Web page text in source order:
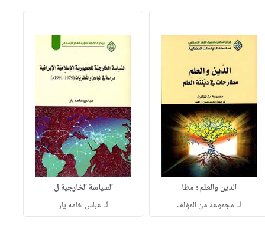
الدين والعلم ؛ مطا
لـ مجموعة من المؤلف
السياسة الخارجية ل
لـعباس خامه يار